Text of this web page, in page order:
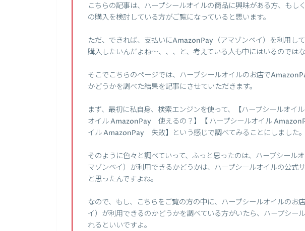
こちらの記事は、ハープシールオイルの商品に興味がある方、もし
の購入を検討している方がご覧になっていると思います。
ただ、できれば、支払いにAmazonPay（アマゾンペイ）を利用し
購入したいんだよね～、、、と、考えている人も中にはいるのでは
そこでこちらのページでは、ハープシールオイルのお店で
かどうかを調べた結果を記事にさせていただきます。
まず、最初に私自身、検索エンジンを使って、【ハープシールオイ
オイル AmazonPay 使えるの？】【 ハープシールオイル
イル AmazonPay 失敗】という感じで調べてみることにしました。
そのように色々と調べていって、ふっと思ったのは、ハープシール
マゾンペイ）が利用できるかどうかは、ハープシールオイルの公式
と思ったんですよね。
なので、もし、こちらをご覧の方の中に、ハープシールオイルのお
イ）が利用できるのかどうかを調べている方がいたら、ハープシー
れるといいですよ。